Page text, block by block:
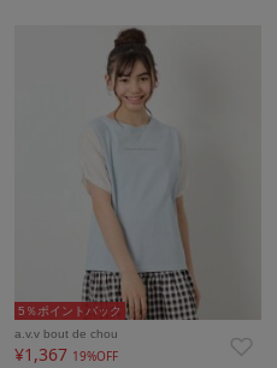
5％ポイントバック
a.v.v bout de chou
¥1,367 19%OFF